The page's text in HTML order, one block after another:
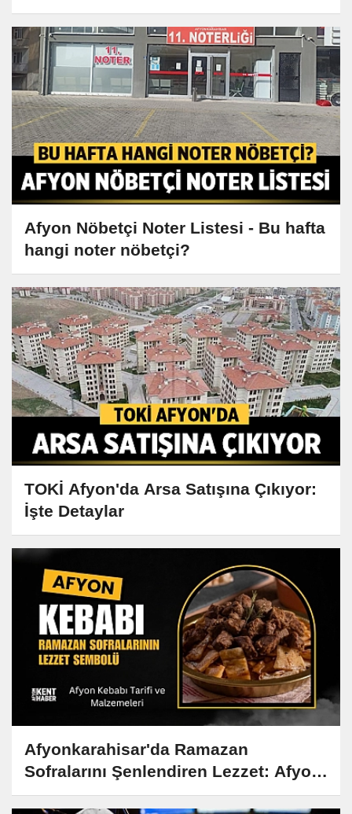
Afyon Nöbetçi Noter Listesi - Bu hafta
hangi noter nöbetçi?
TOKİ Afyon'da Arsa Satışına Çıkıyor:
İşte Detaylar
Afyonkarahisar'da Ramazan
Sofralarını Şenlendiren Lezzet: Afyon
Kebabı Tarifi ve Hikayesi